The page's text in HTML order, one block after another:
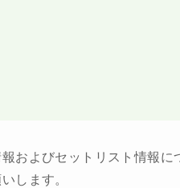
およびセットリスト情報
します。